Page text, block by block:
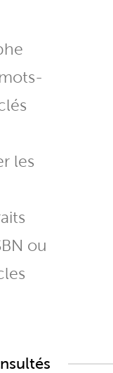
les
ou